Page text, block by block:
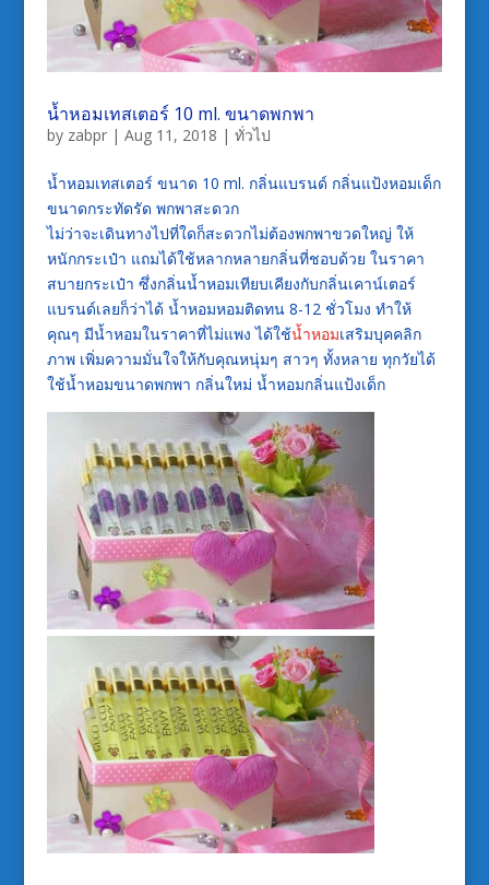
น้ำหอมเทสเตอร์ 10 ml. ขนาดพกพา
by zabpr| Aug 11, 2018 | ทั่วไป
น้ำหอมเทสเตอร์ ขนาด 10 ml. กลิ่นแบรนด์ กลิ่นแป้งหอมเด็ก
ขนาดกระทัดรัด พกพาสะดวก
ไม่ว่าจะเดินทางไปที่ใดก็สะดวกไม่ต้องพกพาขวดใหญ่ ให้
หนักกระเป๋า แถมได้ใช้หลากหลายกลิ่นที่ชอบด้วย ในราคา
สบายกระเป๋า ซึ่งกลิ่นน้ำหอมเทียบเคียงกับกลิ่นเคาน์เตอร์
แบรนด์เลยก็ว่าได้ น้ำหอมหอมติดทน 8-12 ชั่วโมง ทำให้
คุณๆ มีน้ำหอมในราคาที่ไม่แพง ได้ใช้น้ำหอมเสริมบุคคลิก
ภาพ เพิ่มความมั่นใจให้กับคุณหนุ่มๆ สาวๆ ทั้งหลาย ทุกวัยได้
ใช้น้ำหอมขนาดพกพา กลิ่นใหม่ น้ำหอมกลิ่นแป้งเด็ก